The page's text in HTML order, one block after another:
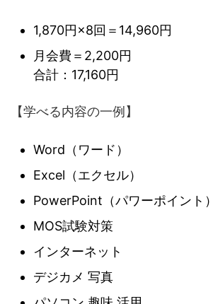
1,870円×8回＝14,960円
月会費＝2,200円
合計：17,160円
【学べる内容の一例】
Word（ワード）
Excel（エクセル）
PowerPoint（パワーポイント）
MOS試験対策
インターネット
デジカメ 写真